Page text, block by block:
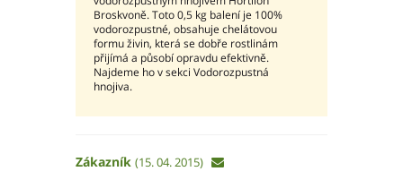
Broskvoně. Toto 0,5 kg balení je 100%
vodorozpustné, obsahuje chelátovou
formu živin, která se dobře rostlinám
přijímá a působí opravdu efektivně.
Najdeme ho v sekci Vodorozpustná
hnojiva.
Zákazník (15. 04. 2015)